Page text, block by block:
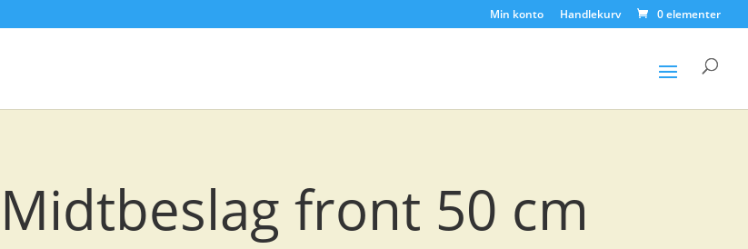
Min konto Handlekurv 0 elementer
Products
Midtbeslag front 50 cm